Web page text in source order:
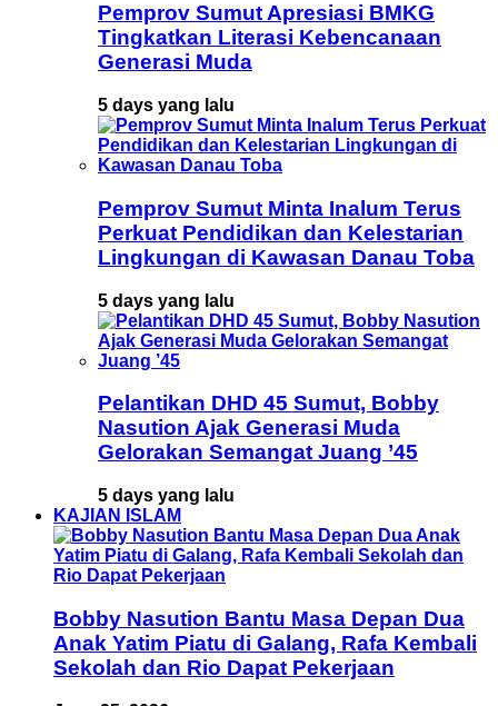
Pemprov Sumut Apresiasi BMKG
Tingkatkan Literasi Kebencanaan
Generasi Muda
5 days yang lalu
Pemprov Sumut Minta Inalum Terus
Perkuat Pendidikan dan Kelestarian
Lingkungan di Kawasan Danau Toba
5 days yang lalu
Pelantikan DHD 45 Sumut, Bobby
Nasution Ajak Generasi Muda
Gelorakan Semangat Juang ’45
5 days yang lalu
KAJIAN ISLAM
Bobby Nasution Bantu Masa Depan Dua
Anak Yatim Piatu di Galang, Rafa Kembali
Sekolah dan Rio Dapat Pekerjaan